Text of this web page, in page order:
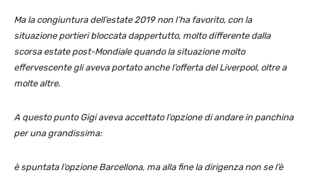
Ma la congiuntura dell’estate 2019 non l’ha favorito, con la
situazione portieri bloccata dappertutto, molto differente dalla
scorsa estate post-Mondiale quando la situazione molto
effervescente gli aveva portato anche l’offerta del Liverpool, oltre a
molte altre.
A questo punto Gigi aveva accettato l’opzione di andare in panchina
per una grandissima:
è spuntata l’opzione Barcellona, ma alla fine la dirigenza non se l’è